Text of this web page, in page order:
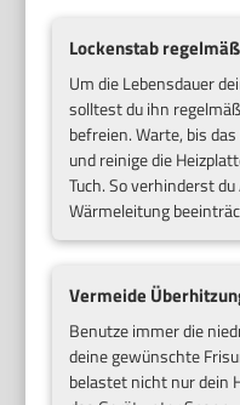
Lockenstab
Um die Lebensdauer
solltest du ihn
befreien. Warte, bis
und reinige die
Tuch. So verhinderst
Wärmeleitung
Vermeide
Benutze immer die
deine gewünschte
belastet nicht nur dein